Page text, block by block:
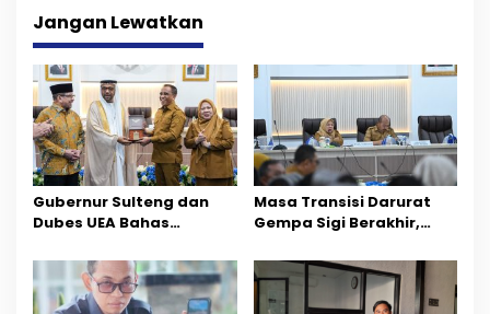
g
a
s
i
p
o
s
Jangan Lewatkan
Gubernur Sulteng dan
Dubes UEA Bahas
Sektor Jadi Prioritas
Masa Transisi Darurat
Gempa Sigi Berakhir,
Percepatan Pemulihan